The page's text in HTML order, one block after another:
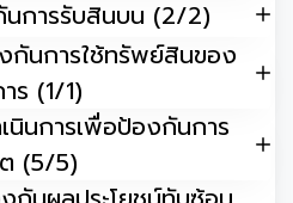
การรับสินบน (2/2)
กันการใช้ทรัพย์สินของ
ร (1/1)
นินการเพื่อป้องกันการ
(5/5)